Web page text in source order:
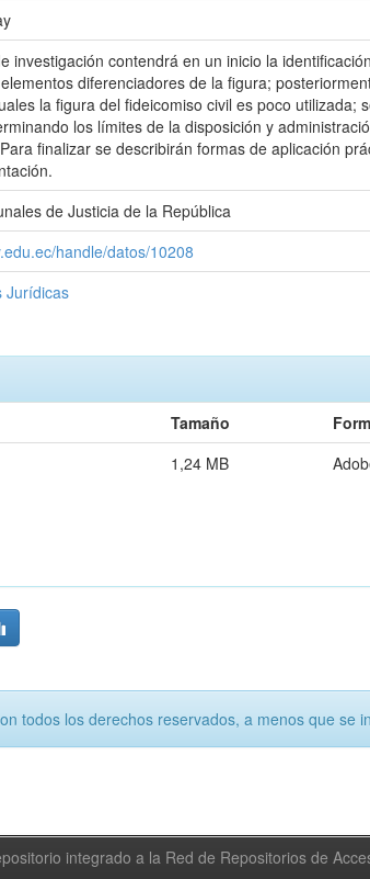
investigación contendrá en un inicio la
diferenciadores de la figura;
la figura del fideicomiso civil es poco
los límites de la disposición y
finalizar se describirán formas de aplicación
de Justicia de la República
handle/datos/10208
Jurídicas
Tamaño
1,24 MB
todos los derechos reservados, a menos que se
integrado a la Red de Repositorios de